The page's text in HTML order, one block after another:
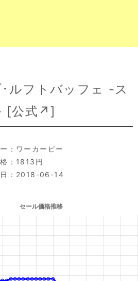
ルフトバッフェ -ス
[公式↗]
： ワーカービー
1813円
：2018-06-14